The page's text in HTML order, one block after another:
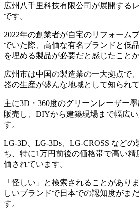
広州八千里科技有限公司が展開する
です。
2022年の創業者が自宅のリフォーム
でいた際、高価な有名ブランドと低
を埋める製品が必要だと感じたこと
広州市は中国の製造業の一大拠点で
器の生産が盛んな地域として知られて
主に3D・360度のグリーンレーザー
販売し、DIYから建築現場まで幅広
す。
LG-3D、LG-3Ds、LG-CROSS など
ち、特に1万円前後の価格帯で高い
価されています。
「怪しい」と検索されることがあり
しいブランドで日本での認知度がま
す。